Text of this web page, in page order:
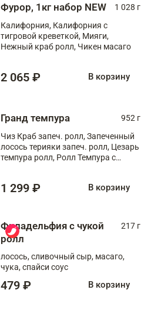
Фурор, 1кг набор NEW
1 028 г
Калифорния, Калифорния с
тигровой креветкой, Мияги,
Нежный краб ролл, Чикен масаго
2 065 ₽ В корзину
Гранд темпура
952 г
Чиз Краб запеч. ролл, Запеченный
лосось терияки запеч. ролл, Цезарь
темпура ролл, Ролл Темпура с
1 299 ₽ В корзину
Филадельфия с чукой
ролл
217 г
лосось, сливочный сыр, масаго,
чука, спайси соус
479 ₽ В корзину